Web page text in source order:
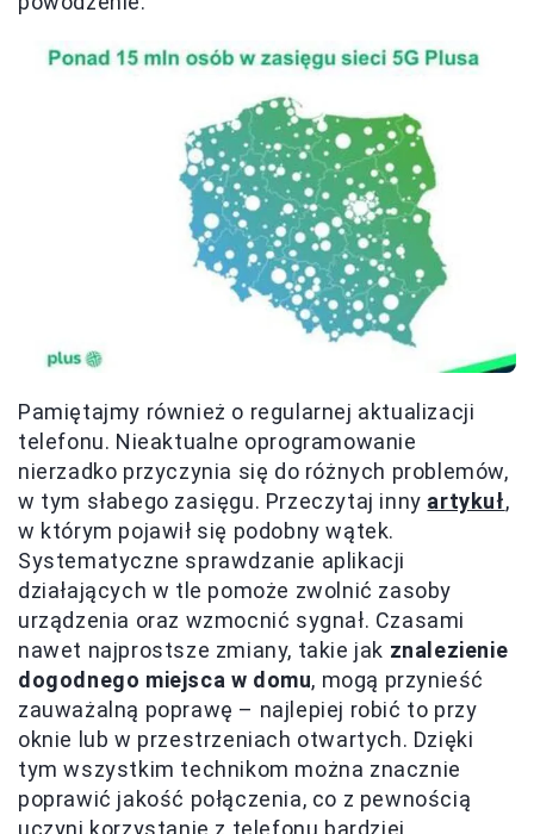
Pamiętajmy również o regularnej aktualizacji
telefonu. Nieaktualne oprogramowanie
nierzadko przyczynia się do różnych problemów,
w tym słabego zasięgu. Przeczytaj inny artykuł,
w którym pojawił się podobny wątek.
Systematyczne sprawdzanie aplikacji
działających w tle pomoże zwolnić zasoby
urządzenia oraz wzmocnić sygnał. Czasami
nawet najprostsze zmiany, takie jak znalezienie
dogodnego miejsca w domu, mogą przynieść
zauważalną poprawę – najlepiej robić to przy
oknie lub w przestrzeniach otwartych. Dzięki
tym wszystkim technikom można znacznie
poprawić jakość połączenia, co z pewnością
uczyni korzystanie z telefonu bardziej